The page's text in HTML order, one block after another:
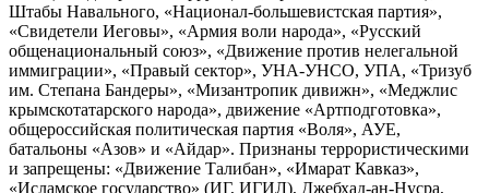
Штабы Навального, «Национал-большевистская партия»,
«Свидетели Иеговы», «Армия воли народа», «Русский
общенациональный союз», «Движение против нелегальной
иммиграции», «Правый сектор», УНА-УНСО, УПА, «Тризуб
им. Степана Бандеры», «Мизантропик дивижн», «Меджлис
крымскотатарского народа», движение «Артподготовка»,
общероссийская политическая партия «Воля», АУЕ,
батальоны «Азов» и «Айдар». Признаны террористическими
и запрещены: «Движение Талибан», «Имарат Кавказ»,
«Исламское государство» (ИГ, ИГИЛ), Джебхад-ан-Нусра,